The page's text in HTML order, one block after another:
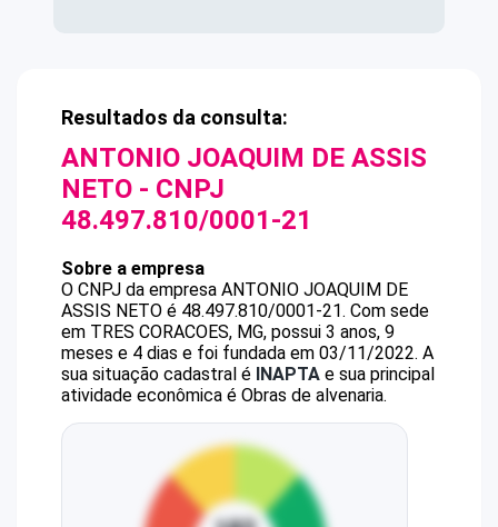
Resultados da consulta:
ANTONIO JOAQUIM DE ASSIS
NETO - CNPJ
48.497.810/0001-21
Sobre a empresa
O CNPJ da empresa ANTONIO JOAQUIM DE
ASSIS NETO é 48.497.810/0001-21. Com sede
em TRES CORACOES, MG, possui 3 anos, 9
meses e 4 dias e foi fundada em 03/11/2022. A
sua situação cadastral é INAPTA e sua principal
atividade econômica é Obras de alvenaria.